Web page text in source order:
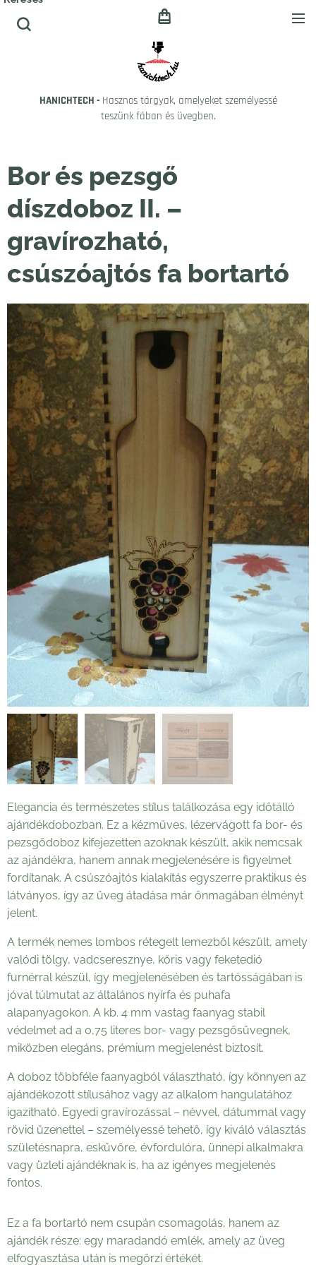
HANICHTECH - Hasznos tárgyak, amelyeket személyessé
teszünk fában és üvegben.
Bor és pezsgő
díszdoboz II. –
gravírozható,
csúszóajtós fa bortartó
Elegancia és természetes stílus találkozása egy időtálló
ajándékdobozban. Ez a kézműves, lézervágott fa bor- és
pezsgődoboz kifejezetten azoknak készült, akik nemcsak
az ajándékra, hanem annak megjelenésére is figyelmet
fordítanak. A csúszóajtós kialakítás egyszerre praktikus és
látványos, így az üveg átadása már önmagában élményt
jelent.
A termék nemes lombos rétegelt lemezből készült, amely
valódi tölgy, vadcseresznye, kőris vagy feketedió
furnérral készül, így megjelenésében és tartósságában is
jóval túlmutat az általános nyírfa és puhafa
alapanyagokon. A kb. 4 mm vastag faanyag stabil
védelmet ad a 0,75 literes bor- vagy pezsgősüvegnek,
miközben elegáns, prémium megjelenést biztosít.
A doboz többféle faanyagból választható, így könnyen az
ajándékozott stílusához vagy az alkalom hangulatához
igazítható. Egyedi gravírozással – névvel, dátummal vagy
rövid üzenettel – személyessé tehető, így kiváló választás
születésnapra, esküvőre, évfordulóra, ünnepi alkalmakra
vagy üzleti ajándéknak is, ha az igényes megjelenés
fontos.
Ez a fa bortartó nem csupán csomagolás, hanem az
ajándék része: egy maradandó emlék, amely az üveg
elfogyasztása után is megőrzi értékét.